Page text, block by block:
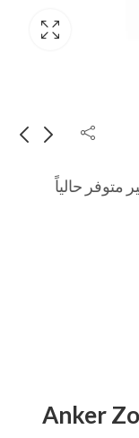
anker
itel AIR PODS
متوفر حالياً
Anker